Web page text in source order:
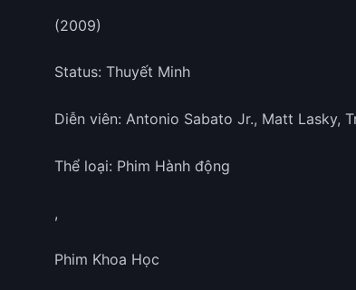
(2009)
Status: Thuyết Minh
Diễn viên: Antonio Sabato Jr., Matt Lasky,
Thể loại: Phim Hành động
,
Phim Khoa Học